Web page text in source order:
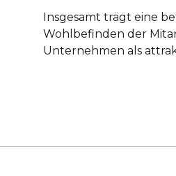
Insgesamt trägt eine
Wohlbefinden der
Unternehmen als